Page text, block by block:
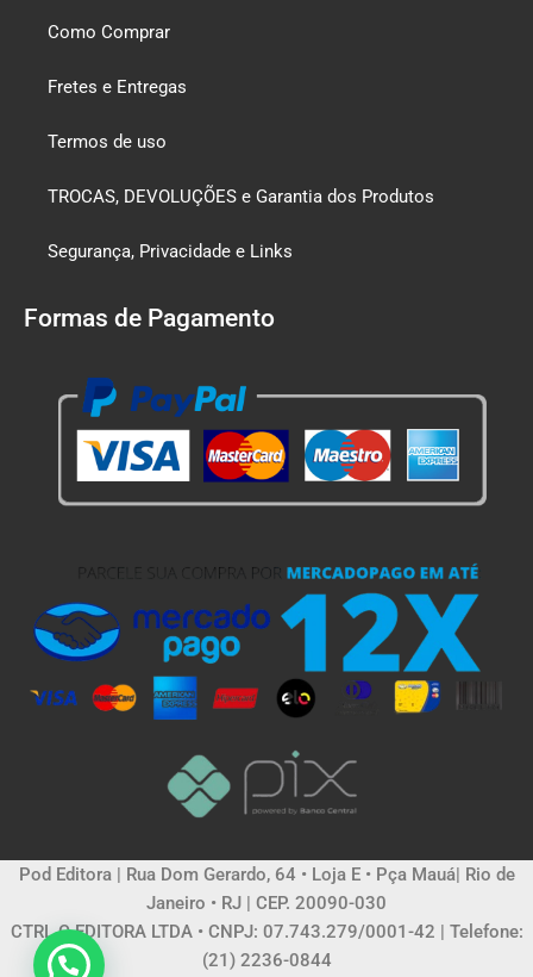
Como Comprar
Fretes e Entregas
Termos de uso
TROCAS, DEVOLUÇÕES e Garantia dos Produtos
Segurança, Privacidade e Links
Formas de Pagamento
Pod Editora | Rua Dom Gerardo, 64 • Loja E • Pça Mauá| Rio de
Janeiro • RJ | CEP. 20090-030
CTRL C EDITORA LTDA • CNPJ: 07.743.279/0001-42 | Telefone:
(21) 2236-0844